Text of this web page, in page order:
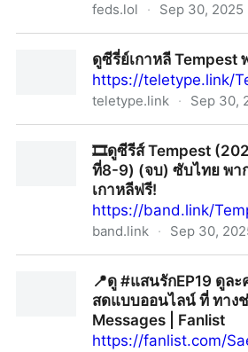
feds.lol · Sep 30, 2025
ไทย เต็มเรื่องฟรี (จบ)ดูซีรี่ย์เกาหลี Tempest
https://teletype.link/
teletype.link · Sep 30,
🎞️ดูซีรีส์ Tempest
ที่8-9) (จบ) ซับไทย พาก
เกาหลีฟรี!
https://band.link/
band.link · Sep 30,
ไทย พากย์ไทย เต็มเรื่อง ซีรีส์เกาหลี
📍ดู #แสนรักEP19 ดูล
สดแบบออนไลน์ ที่ ทาง
Messages | Fanlist
https://fanlist.com/